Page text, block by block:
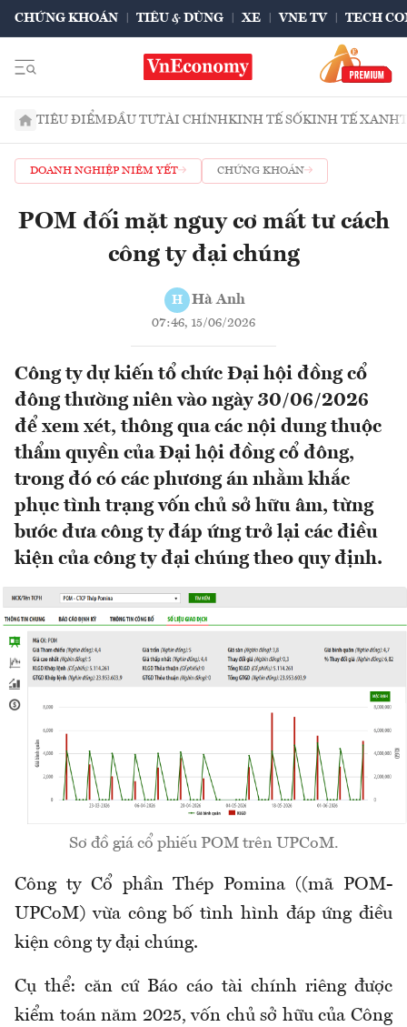
CHỨNG KHOÁN TIÊU & DÙNG XE VNE TV TECH
TIÊU ĐIỂMĐẦU TƯTÀI CHÍNHKINH TẾ SỐKINH TẾ XANH
DOANH NGHIỆP NIÊM YẾT CHỨNG KHOÁN
POM đối mặt nguy cơ mất tư cách
công ty đại chúng
H Hà Anh
07:46, 15/06/2026
Công ty dự kiến tổ chức Đại hội đồng cổ
đông thường niên vào ngày 30/06/2026
để xem xét, thông qua các nội dung thuộc
thẩm quyền của Đại hội đồng cổ đông,
trong đó có các phương án nhằm khắc
phục tình trạng vốn chủ sở hữu âm, từng
bước đưa công ty đáp ứng trở lại các điều
kiện của công ty đại chúng theo quy định.
Sơ đồ giá cổ phiếu POM trên UPCoM.
Công ty Cổ phần Thép Pomina ((mã POM-
UPCoM) vừa công bố tình hình đáp ứng điều
kiện công ty đại chúng.
Cụ thể: căn cứ Báo cáo tài chính riêng được
kiểm toán năm 2025, vốn chủ sở hữu của Công